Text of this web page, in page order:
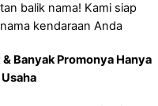
balik nama! Kami siap
kendaraan Anda
Banyak Promonya Hanya